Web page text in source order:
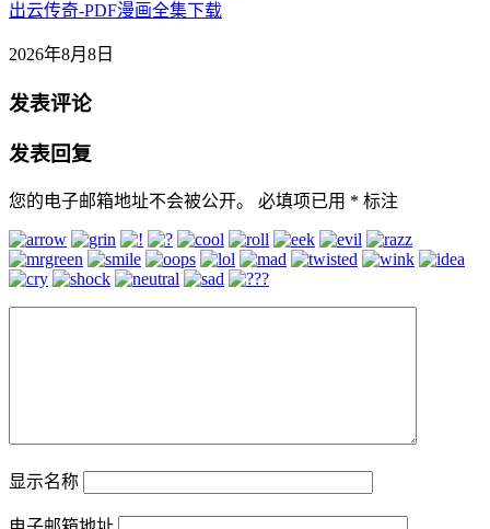
出云传奇-PDF漫画全集下载
2026年8月8日
发表评论
发表回复
您的电子邮箱地址不会被公开。 必填项已用 * 标注
显示名称